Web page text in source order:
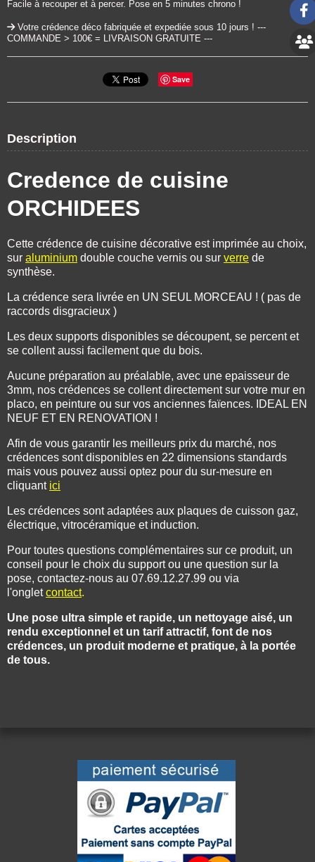
Facile à recouper et à percer. Pose en 5 minutes chrono !
Votre crédence déco fabriquée et expediée sous 10 jours ! ---
COMMANDE > 100€ = LIVRAISON GRATUITE ---
Save
Description
Credence de cuisine
ORCHIDEES
Cette crédence de cuisine décorative est imprimée au choix,
sur aluminium double couche vernis ou sur verre de
synthèse.
La crédence sera livrée en UN SEUL MORCEAU ! ( pas de
raccords disgracieux )
Les deux supports disponibles se découpent, se percent et
se collent aussi facilement que du bois.
Aucune préparation au préalable, avec une epaisseur de
3mm, nos crédences se collent directement sur votre mur en
placo, en peinture ou sur vos anciennes faïences. IDEAL EN
NEUF ET EN RENOVATION !
Afin de vous garantir les meilleurs prix du marché, nos
crédences sont disponibles en 22 dimensions standards
mais vous pouvez aussi optez pour du sur-mesure en
cliquant ici
Les crédences sont adaptées aux plaques de cuisson gaz,
électrique, vitrocéramique et induction.
Pour toutes questions complémentaires sur ce produit, un
conseil pour le choix du support ou une question sur la
pose, contactez-nous au 07.69.12.27.99 ou via
l'ongletcontact.
Une pose ultra simple et rapide, un nettoyage aisé, un
rendu exceptionnel et un tarif attractif, font de nos
crédences, un produit moderne et pratique, à la portée
de tous.